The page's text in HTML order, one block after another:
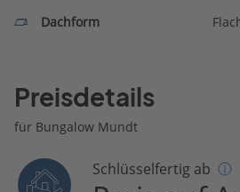
Dachform
Preisdetails
für Bungalow Mundt
Schlüsselfertig ab